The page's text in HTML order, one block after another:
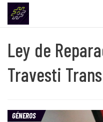
Ley de
Travesti Trans
GÉNEROS